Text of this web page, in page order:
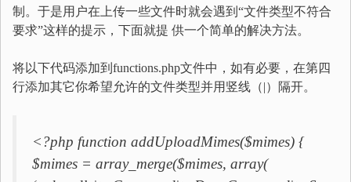
制。于是用户在上传一些文件时就会遇到“文件类型不符合
要求”这样的提示，下面就提 供一个简单的解决方法。
将以下代码添加到functions.php文件中，如有必要，在第四
行添加其它你希望允许的文件类型并用竖线（|）隔开。
<?php function addUploadMimes($mimes) {
$mimes = array_merge($mimes, array(